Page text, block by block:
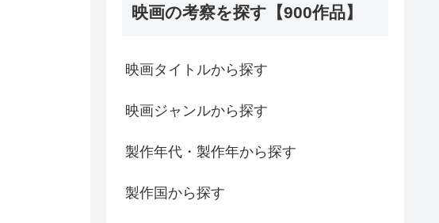
映画の考察を探す【900作品】
映画タイトルから探す
映画ジャンルから探す
製作年代・製作年から探す
製作国から探す